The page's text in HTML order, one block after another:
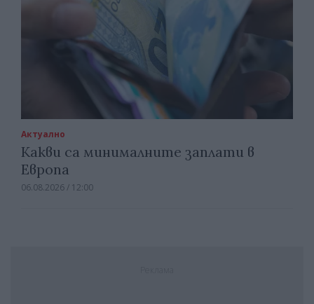
Актуално
Какви са минималните заплати в
Европа
06.08.2026 / 12:00